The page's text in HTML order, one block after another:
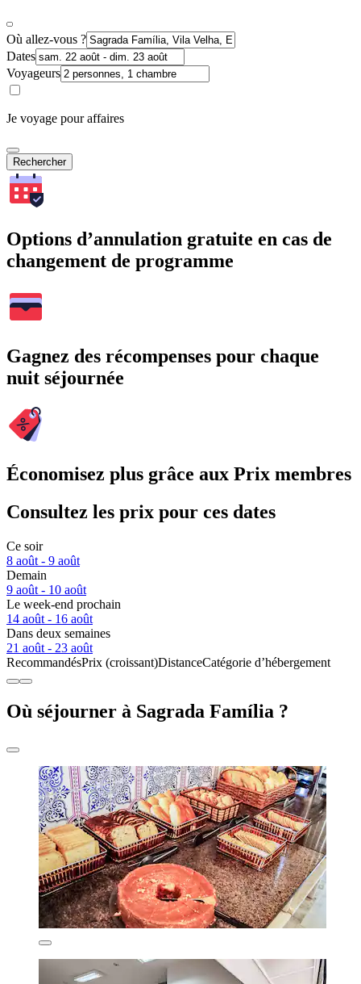
Où allez-vous ?
Dates
Voyageurs
Je voyage pour affaires
Rechercher
Options d’annulation gratuite en cas de
changement de programme
Gagnez des récompenses pour chaque
nuit séjournée
Économisez plus grâce aux Prix membres
Consultez les prix pour ces dates
Ce soir
8 août - 9 août
Demain
9 août - 10 août
Le week-end prochain
14 août - 16 août
Dans deux semaines
21 août - 23 août
RecommandésPrix (croissant)DistanceCatégorie d’hébergement
Où séjourner à Sagrada Família ?